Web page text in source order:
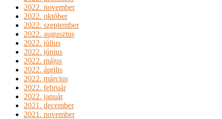
2022. november
2022. október
2022. szeptember
2022. augusztus
2022. július
2022. június
2022. május
2022. április
2022. március
2022. február
2022. január
2021. december
2021. november